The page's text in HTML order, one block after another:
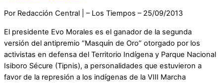
Por Redacción Central | – Los Tiempos – 25/09/2013
El presidente Evo Morales es el ganador de la segunda
versión del antipremio “Masquín de Oro” otorgado por los
activistas en defensa del Territorio Indígena y Parque Nacional
Isiboro Sécure (Tipnis), a personalidades que estuvieron a
favor de la represión a los indígenas de la VIII Marcha